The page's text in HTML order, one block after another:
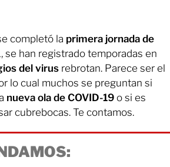
completó la primera jornada de
se han registrado temporadas en
del virus rebrotan. Parece ser el
lo cual muchos se preguntan si
nueva ola de COVID-19 o si es
cubrebocas. Te contamos.